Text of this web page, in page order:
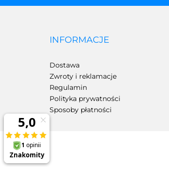
INFORMACJE
Dostawa
Zwroty i reklamacje
Regulamin
Polityka prywatności
Sposoby płatności